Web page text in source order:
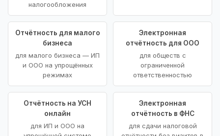
налогообложения
Отчётность для малого
бизнеса
для малого бизнеса — ИП
и ООО на упрощённых
режимах
Электронная
отчётность для ООО
для обществ с
ограниченной
ответственностью
Отчётность на УСН
онлайн
для ИП и ООО на
Электронная
отчётность в ФНС
для сдачи налоговой